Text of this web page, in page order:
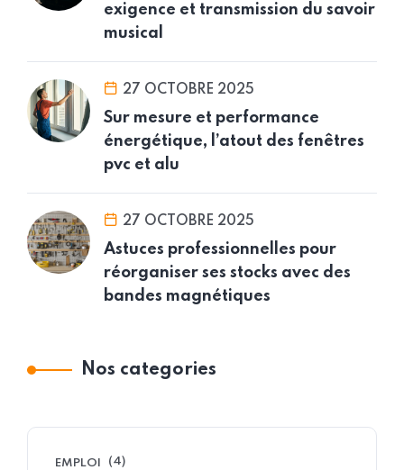
exigence et transmission du savoir
musical
27 OCTOBRE 2025
Sur mesure et performance
énergétique, l’atout des fenêtres
pvc et alu
27 OCTOBRE 2025
Astuces professionnelles pour
réorganiser ses stocks avec des
bandes magnétiques
Nos categories
EMPLOI (4)